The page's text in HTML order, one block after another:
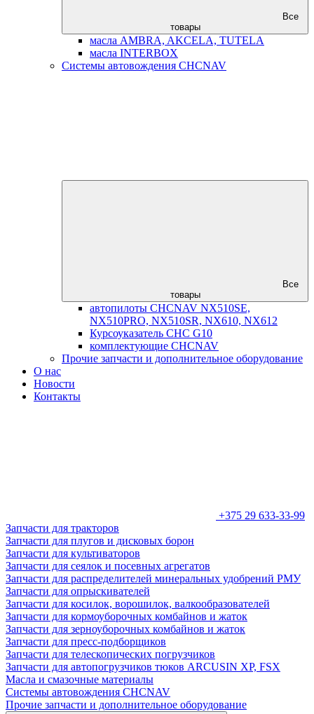
Все
товары
масла AMBRA, AKCELA, TUTELA
масла INTERBOX
Системы автовождения CHCNAV
Все
товары
автопилоты CHCNAV NX510SE,
NX510PRO, NX510SR, NX610, NX612
Курсоуказатель CHC G10
комплектующие CHCNAV
Прочие запчасти и дополнительное оборудование
О нас
Новости
Контакты
+375 29 633-33-99
Запчасти для тракторов
Запчасти для плугов и дисковых борон
Запчасти для культиваторов
Запчасти для сеялок и посевных агрегатов
Запчасти для распределителей минеральных удобрений РМУ
Запчасти для опрыскивателей
Запчасти для косилок, ворошилок, валкообразователей
Запчасти для кормоуборочных комбайнов и жаток
Запчасти для зерноуборочных комбайнов и жаток
Запчасти для пресс-подборщиков
Запчасти для телескопических погрузчиков
Запчасти для автопогрузчиков тюков ARCUSIN XP, FSX
Масла и смазочные материалы
Системы автовождения CHCNAV
Прочие запчасти и дополнительное оборудование